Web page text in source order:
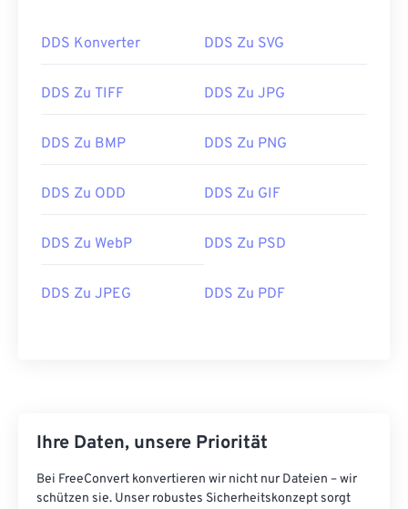
DDS Konverter DDS Zu SVG
DDS Zu TIFF DDS Zu JPG
DDS Zu BMP DDS Zu PNG
DDS Zu ODD DDS Zu GIF
DDS Zu WebP DDS Zu PSD
DDS Zu JPEG DDS Zu PDF
Ihre Daten, unsere Priorität
Bei FreeConvert konvertieren wir nicht nur Dateien – wir
schützen sie. Unser robustes Sicherheitskonzept sorgt